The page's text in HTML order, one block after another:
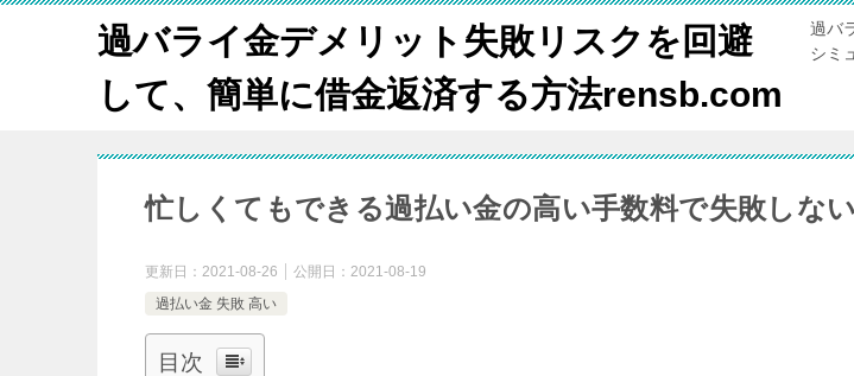
過バライ金デメリット失敗リスクを回避
して、簡単に借金返済する方法rensb.com
過バ
シミ
忙しくてもできる過払い金の高い手数料で失敗しな
更新日： 2021-08-26 公開日： 2021-08-19
過払い金 失敗 高い
目次